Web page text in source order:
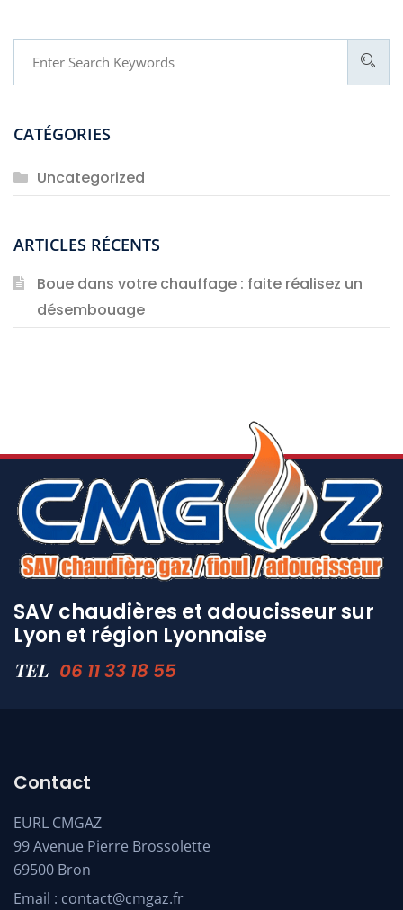
CATÉGORIES
Uncategorized
ARTICLES RÉCENTS
Boue dans votre chauffage : faite réalisez un
désembouage
SAV chaudières et adoucisseur sur
Lyon et région Lyonnaise
TEL 06 11 33 18 55
Contact
EURL CMGAZ
99 Avenue Pierre Brossolette
69500 Bron
Email : contact@cmgaz.fr